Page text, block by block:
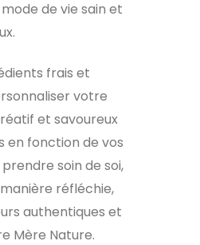
de vie sain et
frais et
votre
et savoureux
en fonction de vos
soin de soi,
réfléchie,
authentiques et
Mère Nature.